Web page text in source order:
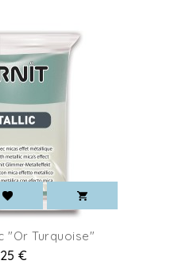
"Or Turquoise"
€